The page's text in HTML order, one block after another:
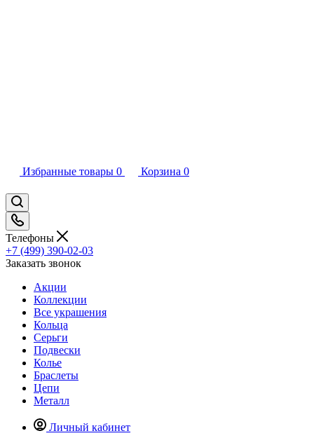
Избранные товары 0 Корзина 0
Телефоны
+7 (499) 390-02-03
Заказать звонок
Акции
Коллекции
Все украшения
Кольца
Серьги
Подвески
Колье
Браслеты
Цепи
Металл
Личный кабинет